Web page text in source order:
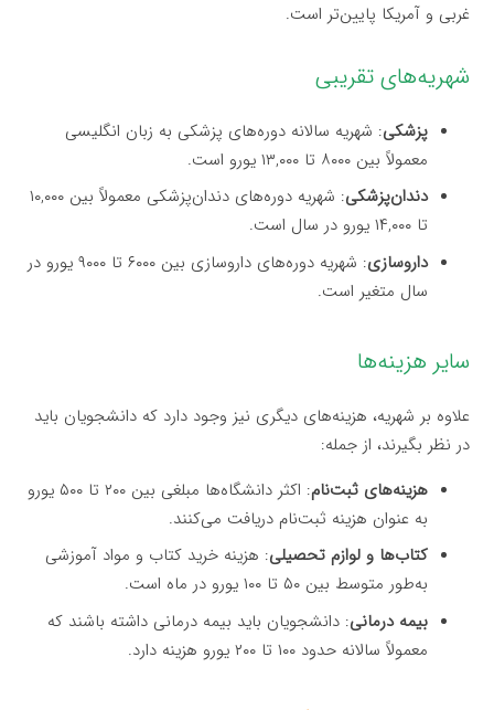
غربی و آمریکا پایین‌تر است.
شهریه‌های تقریبی
پزشکی: شهریه سالانه دوره‌های پزشکی به زبان انگلیسی
معمولاً بین ۸۰۰۰ تا ۱۳,۰۰۰ یورو است.
دندان‌پزشکی
: شهریه دوره‌های دندان‌پزشکی معمولاً بین ۱۰,۰۰۰
تا ۱۴,۰۰۰ یورو در سال است.
داروسازی
: شهریه دوره‌های داروسازی بین ۶۰۰۰ تا ۹۰۰۰ یورو در
سال متغیر است.
سایر هزینه‌ها
علاوه بر شهریه، هزینه‌های دیگری نیز وجود دارد که دانشجویان باید
در نظر بگیرند، از جمله:
هزینه‌های ثبت‌نام
: اکثر دانشگاه‌ها مبلغی بین ۲۰۰ تا ۵۰۰ یورو
به عنوان هزینه ثبت‌نام دریافت می‌کنند.
کتاب‌ها و لوازم تحصیلی: هزینه خرید کتاب و مواد آموزشی
به‌طور متوسط بین ۵۰ تا ۱۰۰ یورو در ماه است.
بیمه درمانی: دانشجویان باید بیمه درمانی داشته باشند که
معمولاً سالانه حدود ۱۰۰ تا ۲۰۰ یورو هزینه دارد.